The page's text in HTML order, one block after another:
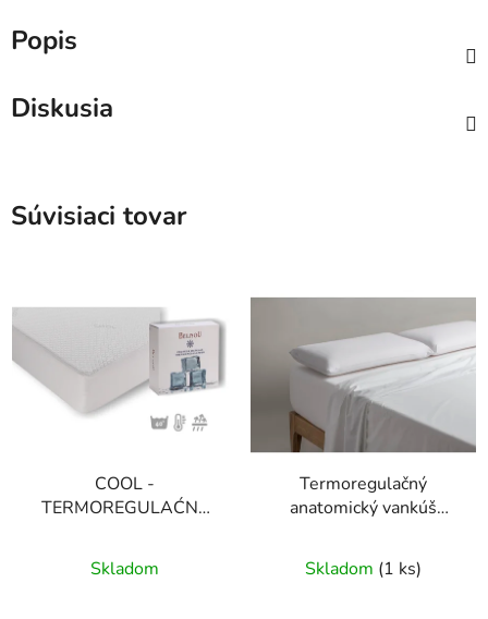
Popis
Diskusia
Súvisiaci tovar
COOL -
TERMOREGULAĆNÝ
Skladom
Termoregulačný
anatomický vankúš
hodnotenie
Skladom (1 ks)